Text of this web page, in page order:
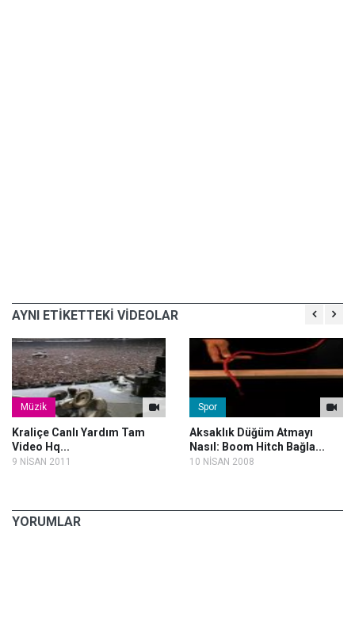
AYNI ETİKETTEKİ VİDEOLAR
Müzik
Kraliçe Canlı Yardım Tam
Video Hq...
9 NİSAN 2011
Spor
Aksaklık Düğüm Atmayı
Nasıl: Boom Hitch Bağla...
10 NİSAN 2008
YORUMLAR